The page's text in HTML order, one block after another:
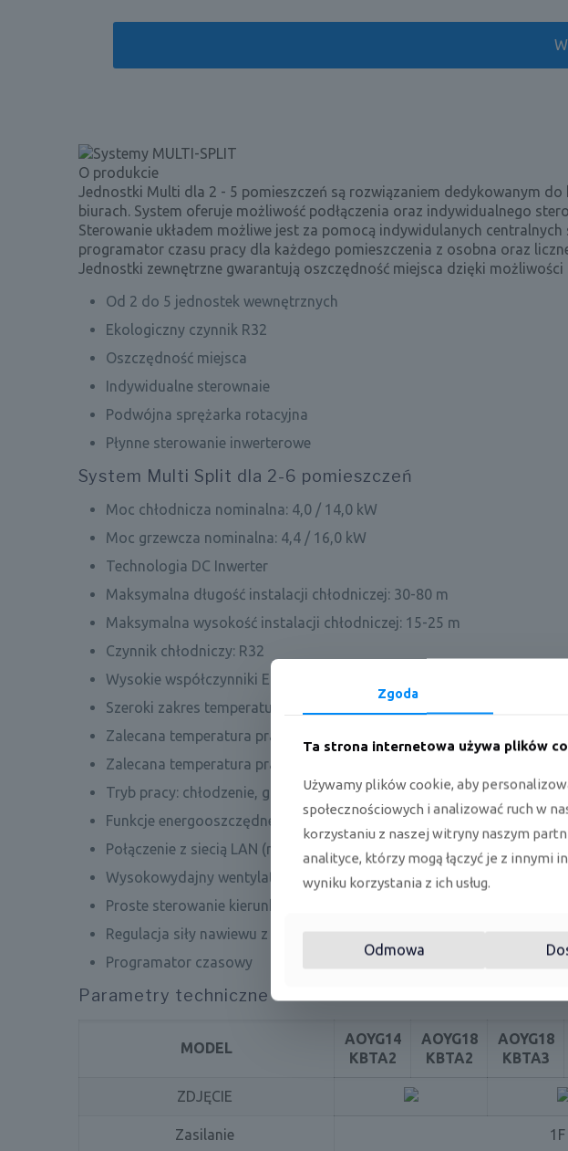
O produkcie
Jednostki Multi dla 2 - 5 pomieszczeń są rozwiązaniem dedykowanym
biurach. System oferuje możliwość podłączenia oraz indywidualnego
Sterowanie układem możliwe jest za pomocą indywidulanych
programator czasu pracy dla każdego pomieszczenia z osobna oraz
Jednostki zewnętrzne gwarantują oszczędność miejsca dzięki
Od 2 do 5 jednostek wewnętrznych
Ekologiczny czynnik R32
Oszczędność miejsca
Indywidualne sterownaie
Podwójna sprężarka rotacyjna
Płynne sterowanie inwerterowe
System Multi Split dla 2-6 pomieszczeń
Moc chłodnicza nominalna: 4,0 / 14,0 kW
Moc grzewcza nominalna: 4,4 / 16,0 kW
Technologia DC Inwerter
Maksymalna długość instalacji chłodniczej: 30-80 m
Maksymalna wysokość instalacji chłodniczej: 15-25 m
Czynnik chłodniczy: R32
Wysokie współczynniki EER / COP
Szeroki zakres temperatur pracy, wydajności chłodniczej i grzewczej
Zalecana temperatura pracy dla trybu chłodzenia: - 10÷46°C (dla
Zalecana temperatura pracy dla trybu grzania: - 15÷24°C (dla
Tryb pracy: chłodzenie, grzanie, wentylacja
Funkcje energooszczędne: temperatura dyżurna, szybkie dogrzewanie
Połączenie z siecią LAN (moduł Wi-Fi)
Wysokowydajny wentylator napędzany silnikiem DC
Proste sterowanie kierunkiem wypływu powietrza z pilota
Regulacja siły nawiewu z pilota
Programator czasowy
Parametry techniczne
MODEL
AOYG14
KBTA2
AOYG18
KBTA2
AOYG18
KBTA3
ZDJĘCIE
Zasilanie
Zgoda
Ta strona internetowa używa plików
Używamy plików cookie, aby
społecznościowych i analizować ruch w
korzystaniu z naszej witryny naszym
analityce, którzy mogą łączyć je z innymi
wyniku korzystania z ich usług.
Odmowa